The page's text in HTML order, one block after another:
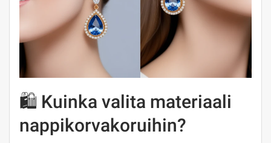
🛍️ Kuinka valita materiaali
nappikorvakoruihin?